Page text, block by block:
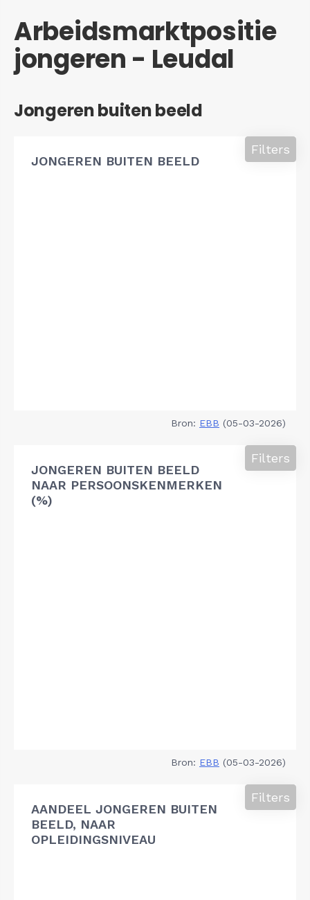
Arbeidsmarktpositie
jongeren - Leudal
Jongeren buiten beeld
JONGEREN BUITEN BEELD
Filters
Bron: EBB (05-03-2026)
JONGEREN BUITEN BEELD
NAAR PERSOONSKENMERKEN
(%)
Filters
Bron: EBB (05-03-2026)
AANDEEL JONGEREN BUITEN
BEELD, NAAR
OPLEIDINGSNIVEAU
Filters